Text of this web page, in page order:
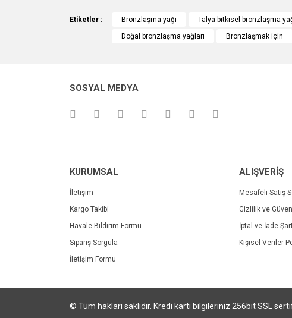
Ürün resmi kalitesiz, bozuk veya görüntülenemiyor.
Ürün fiyatı diğer sitelerden daha pahalı.
Etiketler : Bronzlaşma yağı Talya bitkisel bronzlaşma
Doğal bronzlaşma yağları
Bronzlaşmak için
SOSYAL MEDYA
KURUMSAL
İletişim
Kargo Takibi
Havale Bildirim Formu
Sipariş Sorgula
İletişim Formu
ALIŞVERİŞ
Mesafeli Satış
Gizlilik ve
İptal ve İade
Kişisel Veriler
© Tüm hakları saklıdır. Kredi kartı bilgileriniz 256bit SSL